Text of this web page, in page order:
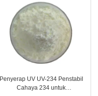
Penyerap UV UV-234 Penstabil
Cahaya 234 untuk